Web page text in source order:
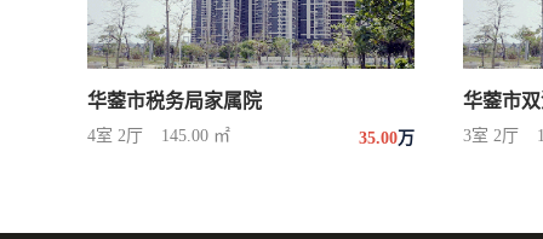
华蓥市税务局家属院
4室 2厅 145.00 ㎡ 35.00万
华蓥市
3室 2厅